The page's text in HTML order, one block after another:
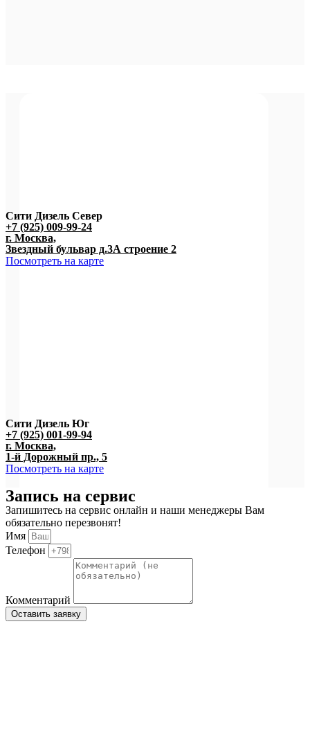
Сити Дизель Север
+7 (925) 009-99-24
г. Москва,
Звездный бульвар д.3А строение 2
Посмотреть на карте
Сити Дизель Юг
+7 (925) 001-99-94
г. Москва,
1-й Дорожный пр., 5
Посмотреть на карте
Запись на сервис
Запишитесь на сервис онлайн и наши менеджеры Вам
обязательно перезвонят!
Имя
Телефон
Комментарий
Оставить заявку